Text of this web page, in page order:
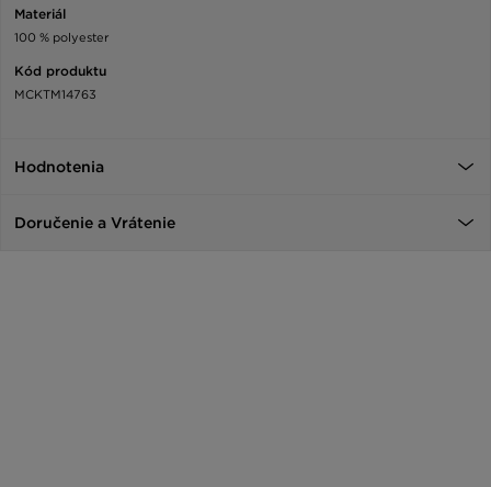
Materiál
100 % polyester
Kód produktu
MCKTM14763
Hodnotenia
Doručenie a Vrátenie